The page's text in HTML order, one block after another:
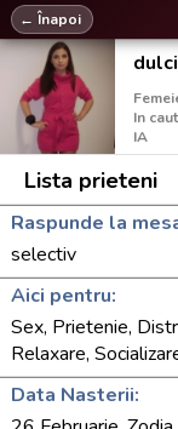
← Înapoi
In
IA
Lista prieteni
Raspunde la
selectiv
Aici pentru:
Sex, Prietenie,
Relaxare,
Data Nasterii: